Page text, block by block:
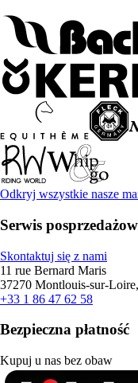
Odkryj wszystkie nasze
Serwis
Skontaktuj się z nami
11 rue Bernard Maris
37270 Montlouis-sur-
+33 1 86 47 62 58
Bezpieczna płatność
Kupuj u nas bez obaw